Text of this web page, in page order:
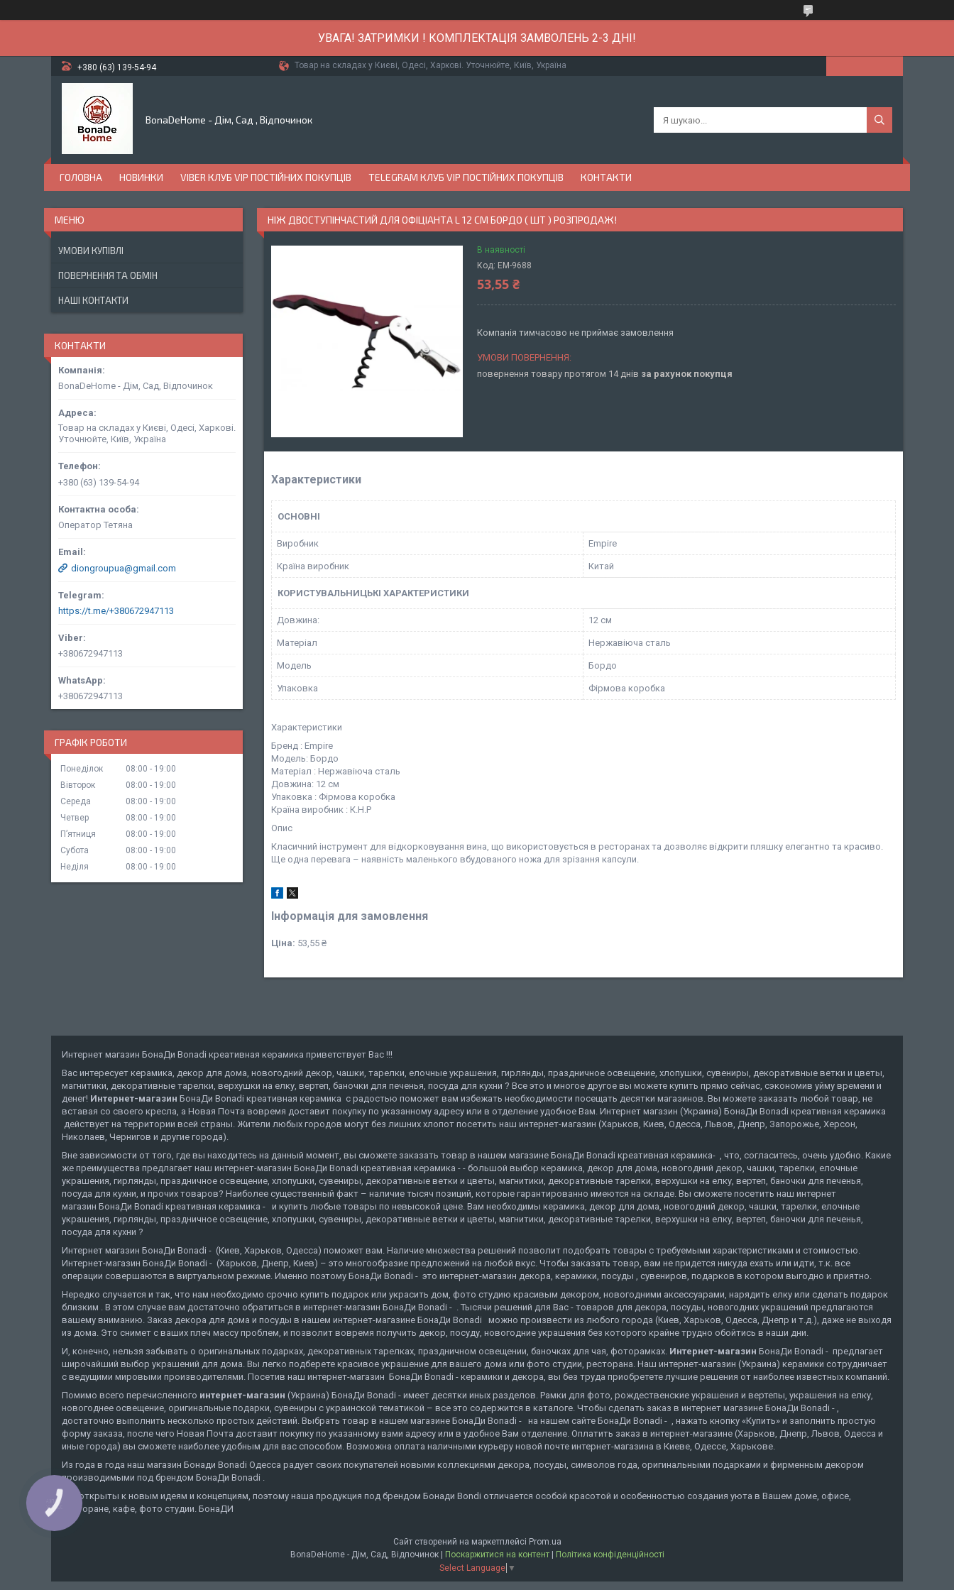
УВАГА! ЗАТРИМКИ ! КОМПЛЕКТАЦІЯ ЗАМВОЛЕНЬ 2-3 ДНІ!
+380 (63) 139-54-94 Товар на складах у Києві, Одесі, Харкові. Уточнюйте, Київ, Україна
BonaDeHome - Дім, Сад , Відпочинок
ГОЛОВНА НОВИНКИ VIBER КЛУБ VIP ПОСТІЙНИХ ПОКУПЦІВ TELEGRAM КЛУБ VIP ПОСТІЙНИХ ПОКУПЦІВ КОНТАКТИ
НІЖ ДВОСТУПІНЧАСТИЙ ДЛЯ ОФІЦІАНТА L 12 СМ БОРДО ( ШТ ) РОЗПРОДАЖ!
В наявності
Код: EM-9688
53,55 ₴
Компанія тимчасово не приймає замовлення
повернення товару протягом 14 днів за рахунок покупця
Характеристики
ОСНОВНІ
Виробник Empire
Країна виробник Китай
КОРИСТУВАЛЬНИЦЬКІ ХАРАКТЕРИСТИКИ
Довжина: 12 см
Матеріал Нержавіюча сталь
Мoдель Бордо
Упаковка Фірмова коробка
Характеристики
Бренд : Empire
Модель: Бордо
Матеріал : Нержавіюча сталь
Довжина: 12 см
Упаковка : Фірмова коробка
Країна виробник : К.Н.Р
Опис
Класичний інструмент для відкорковування вина, що використовується в ресторанах та дозволяє відкрити пляшку елегантно та красиво.
Ще одна перевага – наявність маленького вбудованого ножа для зрізання капсули.
Інформація для замовлення
Ціна: 53,55 ₴
УМОВИ КУПІВЛІ
ПОВЕРНЕННЯ ТА ОБМІН
НАШІ КОНТАКТИ
КОНТАКТИ
BonaDeHome - Дім, Сад, Відпочинок
Товар на складах у Києві, Одесі, Харкові.
Уточнюйте, Київ, Україна
+380 (63) 139-54-94
Оператор Тетяна
diongroupua@gmail.com
https://t.me/+380672947113
+380672947113
+380672947113
ГРАФІК РОБОТИ
Понеділок 08:00
19:00
Вівторок
08:00
19:00
Середа
08:00
19:00
Четвер
08:00
19:00
Пʼятниця
08:00
19:00
Субота
08:00
19:00
Неділя
08:00 19:00
Интернет магазин БонаДи Bonadi креативная керамика приветствует Вас !!!
Вас интересует керамика, декор для дома, новогодний декор, чашки, тарелки, елочные украшения, гирлянды, праздничное освещение, хлопушки, сувениры, декоративные ветки и цветы,
магнитики, декоративные тарелки, верхушки на елку, вертеп, баночки для печенья, посуда для кухни ? Все это и многое другое вы можете купить прямо сейчас, сэкономив уйму времени и
денег! Интернет-магазин БонаДи Bonadi креативная керамика с радостью поможет вам избежать необходимости посещать десятки магазинов. Вы можете заказать любой товар, не
вставая со своего кресла, а Новая Почта вовремя доставит покупку по указанному адресу или в отделение удобное Вам. Интернет магазин (Украина) БонаДи Bonadi креативная керамика
действует на территории всей страны. Жители любых городов могут без лишних хлопот посетить наш интернет-магазин (Харьков, Киев, Одесса, Львов, Днепр, Запорожье, Херсон,
Николаев, Чернигов и другие города).
Вне зависимости от того, где вы находитесь на данный момент, вы сможете заказать товар в нашем магазине БонаДи Bonadi креативная керамика- , что, согласитесь, очень удобно. Какие
же преимущества предлагает наш интернет-магазин БонаДи Bonadi креативная керамика - - большой выбор керамика, декор для дома, новогодний декор, чашки, тарелки, елочные
украшения, гирлянды, праздничное освещение, хлопушки, сувениры, декоративные ветки и цветы, магнитики, декоративные тарелки, верхушки на елку, вертеп, баночки для печенья,
посуда для кухни, и прочих товаров? Наиболее существенный факт – наличие тысяч позиций, которые гарантированно имеются на складе. Вы сможете посетить наш интернет
магазин БонаДи Bonadi креативная керамика - и купить любые товары по невысокой цене. Вам необходимы керамика, декор для дома, новогодний декор, чашки, тарелки, елочные
украшения, гирлянды, праздничное освещение, хлопушки, сувениры, декоративные ветки и цветы, магнитики, декоративные тарелки, верхушки на елку, вертеп, баночки для печенья,
посуда для кухни ?
Интернет магазин БонаДи Bonadi - (Киев, Харьков, Одесса) поможет вам. Наличие множества решений позволит подобрать товары с требуемыми характеристиками и стоимостью.
Интернет-магазин БонаДи Bonadi - (Харьков, Днепр, Киев) – это многообразие предложений на любой вкус. Чтобы заказать товар, вам не придется никуда ехать или идти, т.к. все
операции совершаются в виртуальном режиме. Именно поэтому БонаДи Bonadi - это интернет-магазин декора, керамики, посуды , сувениров, подарков в котором выгодно и приятно.
Нередко случается и так, что нам необходимо срочно купить подарок или украсить дом, фото студию красивым декором, новогодними аксессуарами, нарядить елку или сделать подарок
близким . В этом случае вам достаточно обратиться в интернет-магазин БонаДи Bonadi - . Тысячи решений для Вас - товаров для декора, посуды, новогодних украшений предлагаются
вашему вниманию. Заказ декора для дома и посуды в нашем интернет-магазине БонаДи Bonadi можно произвести из любого города (Киев, Харьков, Одесса, Днепр и т.д.), даже не выходя
из дома. Это снимет с ваших плеч массу проблем, и позволит вовремя получить декор, посуду, новогодние украшения без которого крайне трудно обойтись в наши дни.
И, конечно, нельзя забывать о оригинальных подарках, декоративных тарелках, праздничном освещении, баночках для чая, фоторамках. Интернет-магазин БонаДи Bonadi - предлагает
широчайший выбор украшений для дома. Вы легко подберете красивое украшение для вашего дома или фото студии, ресторана. Наш интернет-магазин (Украина) керамики сотрудничает
с ведущими мировыми производителями. Посетив наш интернет-магазин БонаДи Bonadi - керамики и декора, вы без труда приобретете лучшие решения от наиболее известных компаний.
Помимо всего перечисленного интернет-магазин (Украина) БонаДи Bonadi - имеет десятки иных разделов. Рамки для фото, рождественские украшения и вертепы, украшения на елку,
новогоднее освещение, оригинальные подарки, сувениры с украинской тематикой – все это содержится в каталоге. Чтобы сделать заказ в интернет магазине БонаДи Bonadi - ,
достаточно выполнить несколько простых действий. Выбрать товар в нашем магазине БонаДи Bonadi - на нашем сайте БонаДи Bonadi - , нажать кнопку «Купить» и заполнить простую
форму заказа, после чего Новая Почта доставит покупку по указанному вами адресу или в удобное Вам отделение. Оплатить заказ в интернет-магазине (Харьков, Днепр, Львов, Одесса и
иные города) вы сможете наиболее удобным для вас способом. Возможна оплата наличными курьеру новой почте интернет-магазина в Киеве, Одессе, Харькове.
Из года в года наш магазин Бонади Bonadi Одесса радует своих покупателей новыми коллекциями декора, посуды, символов года, оригинальными подарками и фирменным декором
производимыми под брендом БонаДи Bonadi .
Мы открыты к новым идеям и концепциям, поэтому наша продукция под брендом Бонади Bondi отличается особой красотой и особенностью создания уюта в Вашем доме, офисе,
ресторане, кафе, фото студии. БонаДИ
Сайт створений на маркетплейсі Prom.ua
Поскаржитися на контент
Політика конфіденційності
Select Language ▼
КНОПКА
ЗВ'ЯЗКУ